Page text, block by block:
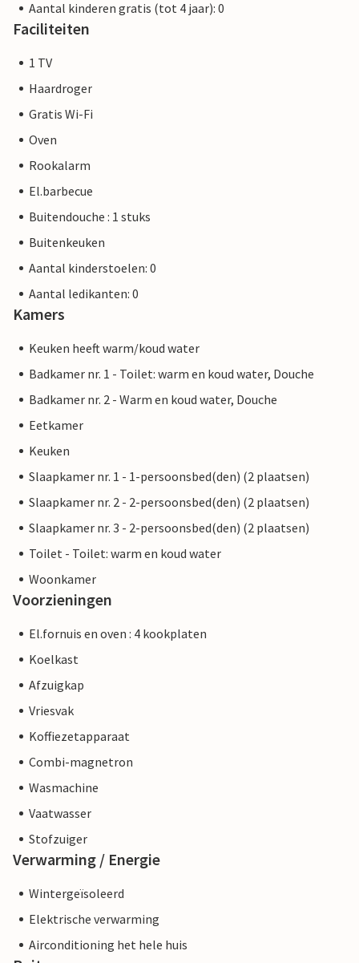
Aantal kinderen gratis (tot 4 jaar): 0
Faciliteiten
1 TV
Haardroger
Gratis Wi-Fi
Oven
Rookalarm
El.barbecue
Buitendouche : 1 stuks
Buitenkeuken
Aantal kinderstoelen: 0
Aantal ledikanten: 0
Kamers
Keuken heeft warm/koud water
Badkamer nr. 1 - Toilet: warm en koud water, Douche
Badkamer nr. 2 - Warm en koud water, Douche
Eetkamer
Keuken
Slaapkamer nr. 1 - 1-persoonsbed(den) (2 plaatsen)
Slaapkamer nr. 2 - 2-persoonsbed(den) (2 plaatsen)
Slaapkamer nr. 3 - 2-persoonsbed(den) (2 plaatsen)
Toilet - Toilet: warm en koud water
Woonkamer
Voorzieningen
El.fornuis en oven : 4 kookplaten
Koelkast
Afzuigkap
Vriesvak
Koffiezetapparaat
Combi-magnetron
Wasmachine
Vaatwasser
Stofzuiger
Verwarming / Energie
Wintergeïsoleerd
Elektrische verwarming
Airconditioning het hele huis